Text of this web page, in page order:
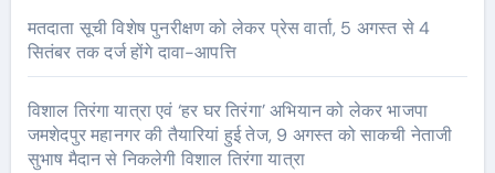
मतदाता सूची विशेष पुनरीक्षण को लेकर प्रेस वार्ता, 5 अगस्त से 4
सितंबर तक दर्ज होंगे दावा-आपत्ति
विशाल तिरंगा यात्रा एवं ‘हर घर तिरंगा’ अभियान को लेकर भाजपा
जमशेदपुर महानगर की तैयारियां हुई तेज, 9 अगस्त को साकची नेताजी
सुभाष मैदान से निकलेगी विशाल तिरंगा यात्रा